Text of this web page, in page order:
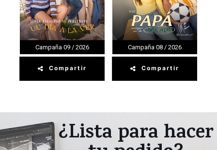
Campaña 09 / 2026
Compartir
Campaña 08 / 2026
Compartir
¿Lista para hacer